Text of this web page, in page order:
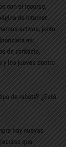
con el recurso,
de internet
activos, junto
es:
de contacto.
y los jueves dentro
de rebote? ¿Está
hay nuevas
que